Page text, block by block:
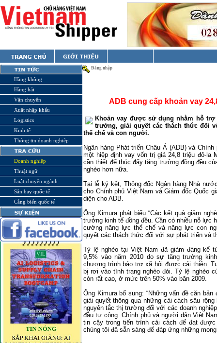
Hàng không
Hàng hải
Vận chuyển
Xuất nhập khẩu
Logistics
Kinh tế
Thông tin doanh nghiệp
Doanh nghiệp
Thuật ngữ
Luật chuyên ngành
Sân bay quốc tế
Cảng biển quốc tế
Đăng nhập
ADB cung cấp khoản vay
Khoản vay được sử dụng nhằm hỗ
trưởng, giải quyết các thách thức đối
thể chế và con người.
Ngân hàng Phát triển Châu Á (ADB) và
một hiệp định vay vốn trị giá 24,8 triệu đô-la
cần thiết để thúc đẩy tăng trưởng đồng đều
nghèo hơn nữa.
Tại lễ ký kết, Thống đốc Ngân hàng Nhà
cho Chính phủ Việt Nam và Giám đốc Quốc
diện cho ADB.
Ông Kimura phát biểu “Các kết quả giảm
trưởng kinh tế đồng đều. Cần có nhiều nỗ lực
cường năng lực thể chế và năng lực con
quyết các thách thức đối với sự phát triển và
Tỷ lệ nghèo tại Việt Nam đã giảm đáng kể
9,5% vào năm 2010 do sự tăng trưởng
chương trình bảo trợ xã hội được cải thiện.
bị rơi vào tình trạng nghèo đói. Tỷ lệ nghèo
còn rất cao, ở mức trên 50% vào băn 2009.
Ông Kimura bổ sung: “Những vấn đề căn
giải quyết thông qua những cải cách sâu
nguyên tắc thị trường đối với các doanh
đầu tư công. Chính phủ và người dân Việt
tin cậy trong tiến trình cải cách để đạt
chúng tôi đã sẵn sàng để đáp ứng những mong